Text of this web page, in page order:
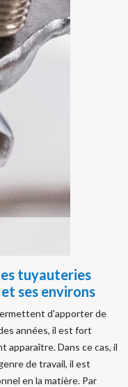
tuyauteries
ses environs
d'apporter de
années, il est fort
apparaître. Dans ce cas, il
de travail, il est
en la matière. Par